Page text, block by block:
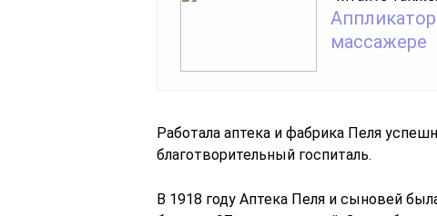
массажере
Работала аптека и фабрика Пеля
благотворительный госпиталь.
В 1918 году Аптека Пеля и сыновей